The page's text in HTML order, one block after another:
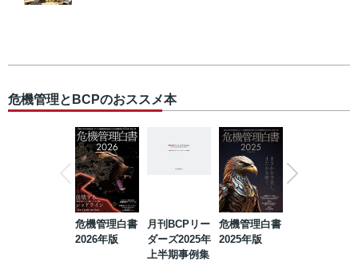
危機管理とBCPのおススメ本
危機管理白書
2026年版
月刊BCPリー
ダーズ2025年
上半期事例集
危機管理白書
2025年版